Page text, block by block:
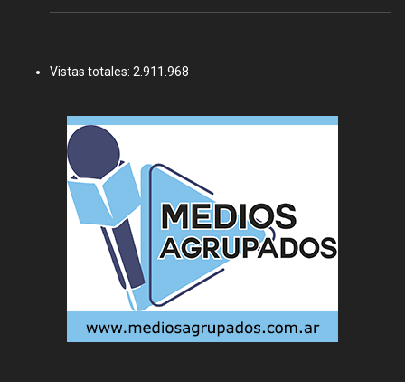
Vistas totales: 2.911.968